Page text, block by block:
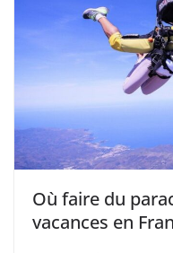
Où faire du
vacances en